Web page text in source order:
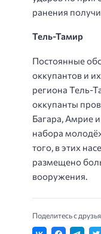
ранения
Тель-Тамир
Постоянные
оккупантов и
региона Тель-
оккупанты
Багара, Амрие
набора
того, в этих
размещено
вооружения.
Поделитесь с